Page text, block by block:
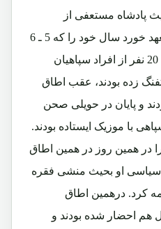
پادشاه مستعفی از
شمولیت عذر خواست و ولیعهد خورد سال خود را که 5 ـ 6
ساله بود، بجای خود فرستاد. 20 نفر از افراد سپاهیان
زده بودند، عقب اطاق
و پایان در حویلی صحن
با موزیک ایستاده بودند.
در همین روز در همین اطاق
سیاسی او بحیث منشی فقره
کرد. درهمین اطاق
هم احضار شده بودند و